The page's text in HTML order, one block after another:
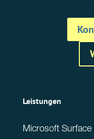
Leistungen
Microsoft Surface